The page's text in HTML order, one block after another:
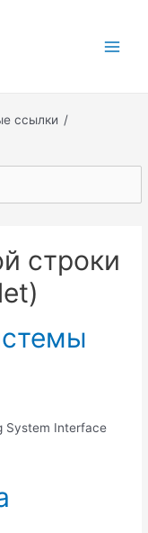
ссылки /
строки
System Interface